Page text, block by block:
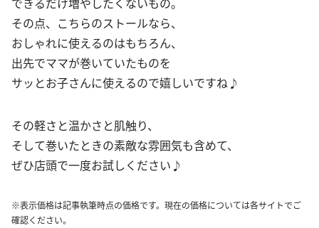
その点、こちらのストールなら、
おしゃれに使えるのはもちろん、
出先でママが巻いていたものを
サッとお子さんに使えるので嬉しいですね♪
その軽さと温かさと肌触り、
そして巻いたときの素敵な雰囲気も含めて、
ぜひ店頭で一度お試しください♪
※表示価格は記事執筆時点の価格です。現在の価格については各サイトでご
確認ください。